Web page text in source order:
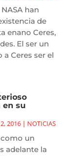
han
de
enano Ceres,
El ser un
Ceres ser el
en su
2016| NOTICIAS
un
adelante la